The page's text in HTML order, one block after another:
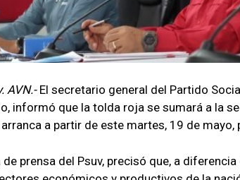
AVN.-El secretario general del Partido
informó que la tolda roja se sumará a la
a partir de este martes, 19 de
de prensa del Psuv, precisó que, a